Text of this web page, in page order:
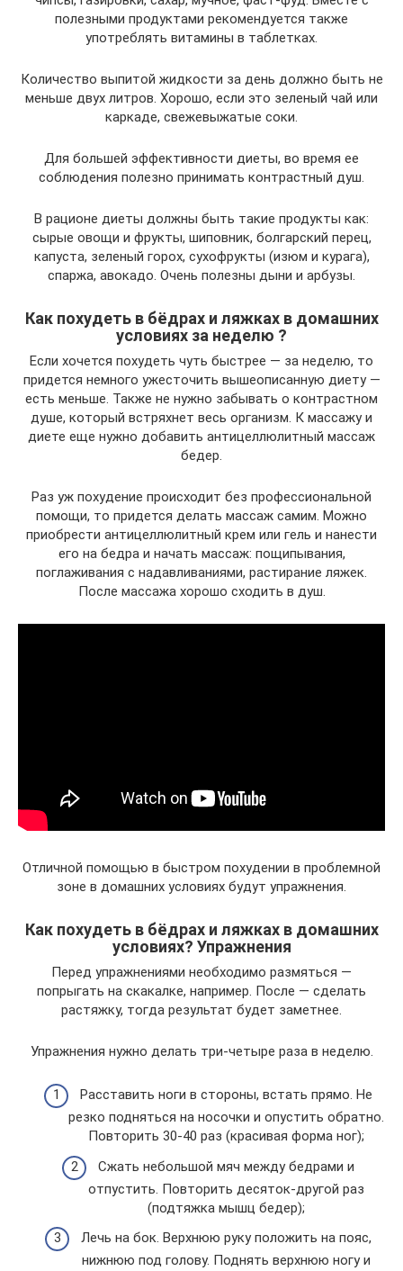
полезными продуктами рекомендуется также
употреблять витамины в таблетках.
Количество выпитой жидкости за день должно быть не
меньше двух литров. Хорошо, если это зеленый чай или
каркаде, свежевыжатые соки.
Для большей эффективности диеты, во время ее
соблюдения полезно принимать контрастный душ.
В рационе диеты должны быть такие продукты как:
сырые овощи и фрукты, шиповник, болгарский перец,
капуста, зеленый горох, сухофрукты (изюм и курага),
спаржа, авокадо. Очень полезны дыни и арбузы.
Как похудеть в бёдрах и ляжках в домашних
условиях за неделю ?
Если хочется похудеть чуть быстрее — за неделю, то
придется немного ужесточить вышеописанную диету —
есть меньше. Также не нужно забывать о контрастном
душе, который встряхнет весь организм. К массажу и
диете еще нужно добавить антицеллюлитный массаж
бедер.
Раз уж похудение происходит без профессиональной
помощи, то придется делать массаж самим. Можно
приобрести антицеллюлитный крем или гель и нанести
его на бедра и начать массаж: пощипывания,
поглаживания с надавливаниями, растирание ляжек.
После массажа хорошо сходить в душ.
Отличной помощью в быстром похудении в проблемной
зоне в домашних условиях будут упражнения.
Как похудеть в бёдрах и ляжках в домашних
условиях? Упражнения
Перед упражнениями необходимо размяться —
попрыгать на скакалке, например. После — сделать
растяжку, тогда результат будет заметнее.
Упражнения нужно делать три-четыре раза в неделю.
Расставить ноги в стороны, встать прямо. Не
резко подняться на носочки и опустить обратно.
Повторить 30-40 раз (красивая форма ног);
Сжать небольшой мяч между бедрами и
отпустить. Повторить десяток-другой раз
(подтяжка мышц бедер);
Лечь на бок. Верхнюю руку положить на пояс,
нижнюю под голову. Поднять верхнюю ногу и